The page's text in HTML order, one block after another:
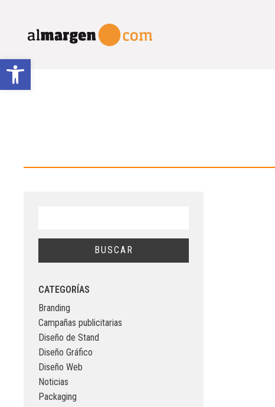
Abrir barra de herramientas
CATEGORÍAS
Branding
Campañas publicitarias
Diseño de Stand
Diseño Gráfico
Diseño Web
Noticias
Packaging